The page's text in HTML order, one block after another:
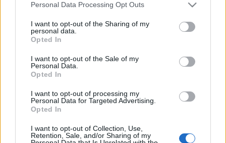
Personal Data Processing Opt Outs
I want to opt-out of the Sharing of my
personal data.
Opted In
I want to opt-out of the Sale of my
Personal Data.
Opted In
I want to opt-out of processing my
Personal Data for Targeted Advertising.
Opted In
I want to opt-out of Collection, Use,
Retention, Sale, and/or Sharing of my
Pour suivre l'
qui sélectionne l'actu boxe issue des meilleurs
médias, et propose également les classements,
calendriers et résultats.
Vous trouverez ci-dessous la liste des prochains
combats des deux boxeurs, qu'ils soient diffusés